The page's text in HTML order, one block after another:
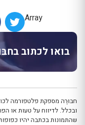
Array
בואו לכתוב
חבּוּרֶה מספקת פלטפורמה
ובכלל. לדיווח על טעות או
שהתמונות בכתבה יהיו